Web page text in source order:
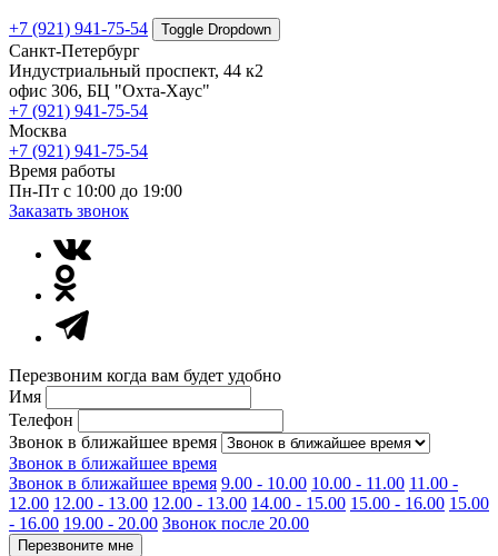
+7 (921) 941-75-54 Toggle Dropdown
Санкт-Петербург
Индустриальный проспект, 44 к2
офис 306, БЦ "Охта-Хаус"
+7 (921) 941-75-54
Москва
+7 (921) 941-75-54
Время работы
Пн-Пт с 10:00 до 19:00
Заказать звонок
Перезвоним когда вам будет удобно
Имя
Телефон
Звонок в ближайшее время
Звонок в ближайшее время
Звонок в ближайшее время 9.00 - 10.00 10.00 - 11.00 11.00 -
12.00 12.00 - 13.00 12.00 - 13.00 14.00 - 15.00 15.00 - 16.00 15.00
- 16.00 19.00 - 20.00 Звонок после 20.00
Перезвоните мне